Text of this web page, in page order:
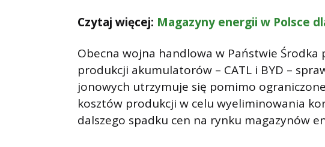
Czytaj więcej: Magazyny energii w Polsce
Obecna wojna handlowa w Państwie
produkcji akumulatorów – CATL i BYD –
jonowych utrzymuje się pomimo
kosztów produkcji w celu wyeliminowania
dalszego spadku cen na rynku magazynów